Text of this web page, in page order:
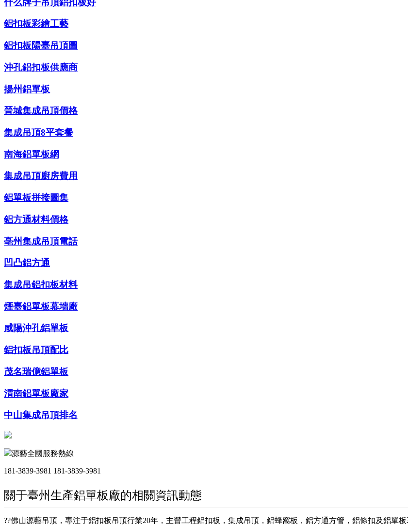
鋁扣板彩繪工藝
鋁扣板陽臺吊頂圖
沖孔鋁扣板供應商
揚州鋁單板
晉城集成吊頂價格
集成吊頂8平套餐
南海鋁單板網
集成吊頂廚房費用
鋁單板拼接圖集
鋁方通材料價格
亳州集成吊頂電話
凹凸鋁方通
集成吊鋁扣板材料
煙臺鋁單板幕墻廠
咸陽沖孔鋁單板
鋁扣板吊頂配比
茂名瑞億鋁單板
渭南鋁單板廠家
中山集成吊頂排名
源藝全國服務熱線
181-3839-3981 181-3839-3981
關于臺州生產鋁單板廠的相關資訊動態
??佛山源藝吊頂，專注于鋁扣板吊頂行業20年，主營工程鋁扣板，集成吊頂，鋁蜂窩板，鋁方通方管，鋁條扣及鋁單